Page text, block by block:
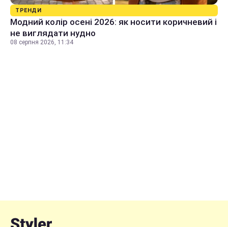
ТРЕНДИ
Модний колір осені 2026: як носити коричневий і
не виглядати нудно
08 серпня 2026, 11:34